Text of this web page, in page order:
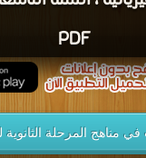
PDF
مناهج المرحلة الثانوية